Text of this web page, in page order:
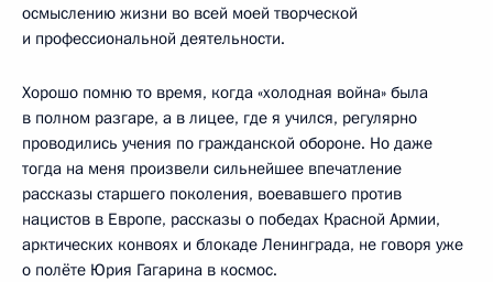
осмыслению жизни во всей моей творческой
и профессиональной деятельности.
Хорошо помню то время, когда «холодная война» была
в полном разгаре, а в лицее, где я учился, регулярно
проводились учения по гражданской обороне. Но даже
тогда на меня произвели сильнейшее впечатление
рассказы старшего поколения, воевавшего против
нацистов в Европе, рассказы о победах Красной Армии,
арктических конвоях и блокаде Ленинграда, не говоря уже
о полёте Юрия Гагарина в космос.